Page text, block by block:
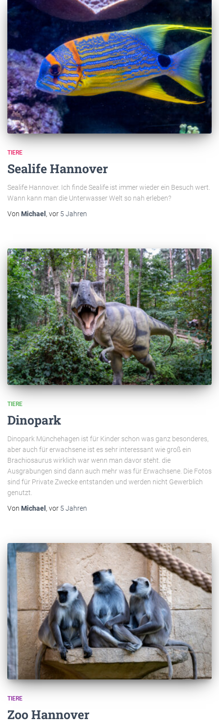
TIERE
Sealife Hannover
Sealife Hannover. Ich finde Sealife ist immer wieder ein Besuch wert.
Wann kann man die Unterwasser Welt so nah erleben?
Von Michael , vor 5 Jahren
TIERE
Dinopark
Dinopark Münchehagen ist für Kinder schon was ganz besonderes,
aber auch für erwachsene ist es sehr interessant wie groß ein
Brachiosaurus wirklich war wenn man davor steht. die
Ausgrabungen sind dann auch mehr was für Erwachsene. Die Fotos
sind für Private Zwecke entstanden und werden nicht Gewerblich
genutzt.
Von Michael , vor 5 Jahren
TIERE
Zoo Hannover